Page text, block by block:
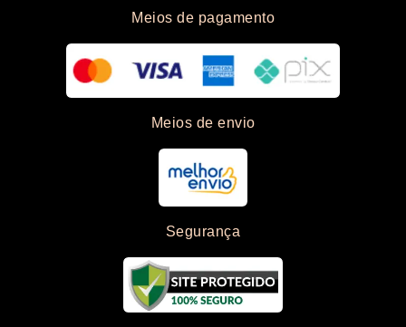
Meios de pagamento
Meios de envio
Segurança